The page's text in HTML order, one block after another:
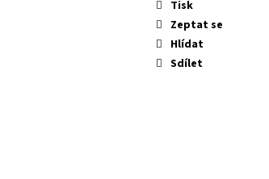
Tisk
Zeptat se
Hlídat
Sdílet